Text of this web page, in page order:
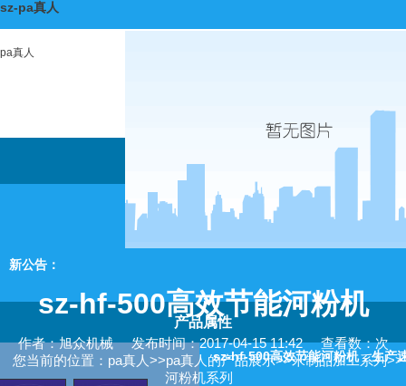
sz-pa真人
pa真人
新公告：
sz-hf-500高效节能河粉机
作者：旭众机械 发布时间：2017-04-15 11:42
查看数：次
您当前的位置： pa真人 >>pa真人的产品展示>>米制品加工系列>>
河粉机系列
产品属性
sz-hf-500高效节能河粉机，生产